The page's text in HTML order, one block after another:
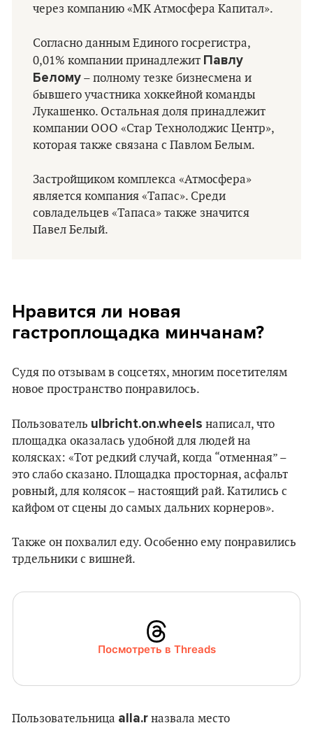
через компанию «МК Атмосфера Капитал».
Согласно данным Единого госрегистра,
0,01% компании принадлежит Павлу
Белому – полному тезке бизнесмена и
бывшего участника хоккейной команды
Лукашенко. Остальная доля принадлежит
компании ООО «Стар Технолоджис Центр»,
которая также связана с Павлом Белым.
Застройщиком комплекса «Атмосфера»
является компания «Тапас». Среди
совладельцев «Тапаса» также значится
Павел Белый.
Нравится ли новая
гастроплощадка минчанам?
Судя по отзывам в соцсетях, многим посетителям
новое пространство понравилось.
Пользователь ulbricht.on.wheels написал, что
площадка оказалась удобной для людей на
колясках: «Тот редкий случай, когда “отменная” –
это слабо сказано. Площадка просторная, асфальт
ровный, для колясок – настоящий рай. Катились с
кайфом от сцены до самых дальних корнеров».
Также он похвалил еду. Особенно ему понравились
трдельники с вишней.
Посмотреть в Threads
Пользовательница alla.r назвала место